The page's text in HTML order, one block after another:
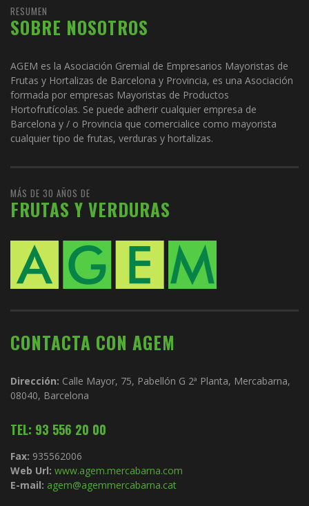
RESUMEN
SOBRE NOSOTROS
AGEM es la Asociación Gremial de Empresarios Mayoristas de
Frutas y Hortalizas de Barcelona y Provincia, es una Asociación
formada por empresas Mayoristas de Productos
Hortofrutícolas. Se puede adherir cualquier empresa de
Barcelona y / o Provincia que comercialice como mayorista
cualquier tipo de frutas, verduras y hortalizas.
MÁS DE 30 AÑOS DE
FRUTAS Y VERDURAS
CONTACTA CON AGEM
Dirección: Calle Mayor, 75, Pabellón G 2ª Planta, Mercabarna,
08040, Barcelona
TEL: 93 556 20 00
Fax: 935562006
Web Url: www.agem.mercabarna.com
E-mail: agem@agemmercabarna.cat